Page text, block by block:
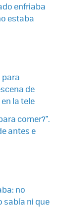
enfriaba
estaba
para
de
la tele
comer?".
antes e
no
sabía ni que